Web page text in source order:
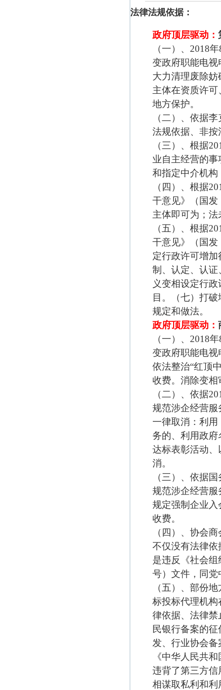
法律法规依据：
政府顶层驱动：
（一）、2018
变政府职能电
大力清理废除
主体在资质许
地方保护。
（二）、依据
法规依据、非
（三）、根据
业自主经营的
和指定中介机
（四）、根据
干意见》（国发
主体即可为；
（五）、根据
干意见》（国发
定行政许可增
制、认定、认
义变相设定行
目。（七）打
规定和做法。
政府顶层驱动：
（一）、2018
变政府职能电
依法整治“红顶
收费。消除变相
（二）、依据
规范涉企经营
一律取消：利
务的、利用政
达标表彰活动
消。
（三）、依据
规范涉企经营
规定强制企业
收费。
（四）、协会
不仅没有法律
是违反《社会
号）文件，同
（五）、部份
标投标代理机
律依据、法律
民银行备案的
发、行业协会
《中华人民共
违背了第三方信
相谋取私利和